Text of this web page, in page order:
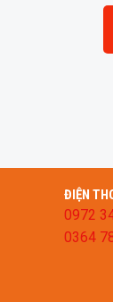
ĐIỆN
0972
0364